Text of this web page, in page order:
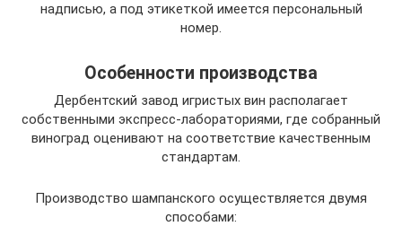
надписью, а под этикеткой имеется персональный
номер.
Особенности производства
Дербентский завод игристых вин располагает
собственными экспресс-лабораториями, где собранный
виноград оценивают на соответствие качественным
стандартам.
Производство шампанского осуществляется двумя
способами: